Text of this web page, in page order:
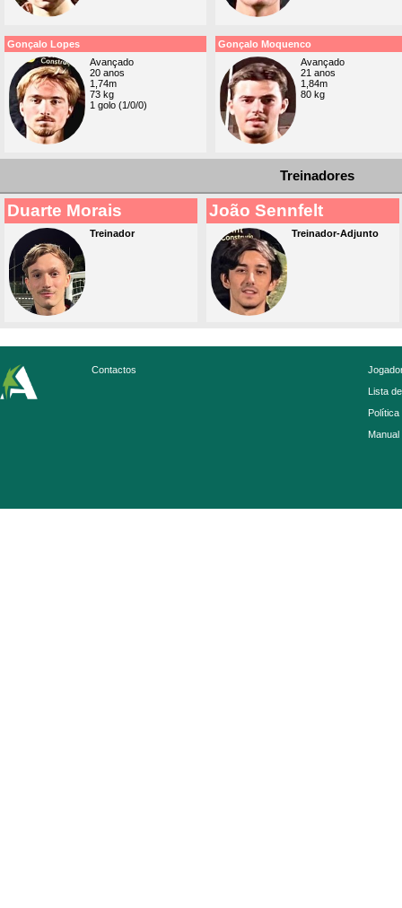
Gonçalo Lopes
Avançado
20 anos
1,74m
73 kg
1 golo (1/0/0)
Gonçalo Moquenco
Avançado
21 anos
1,84m
80 kg
Treinadores
Duarte Morais
Treinador
João Sennfelt
Treinador-Adjunto
Contactos
Lista